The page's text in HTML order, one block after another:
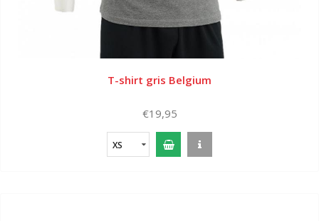
T-shirt gris Belgium
€19,95
XS